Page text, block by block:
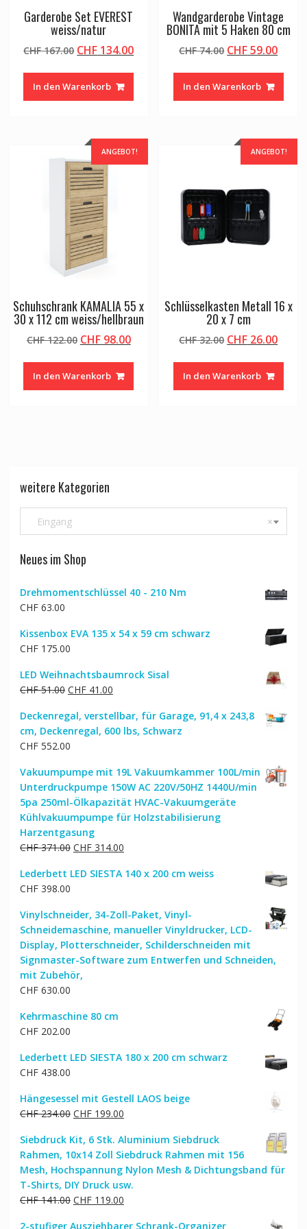
Garderobe Set EVEREST
weiss/natur
CHF167.00 Ursprünglicher
war:
CHF 167.00
CHF 134.00Aktueller
CHF 134.00.
In den Warenkorb
Wandgarderobe Vintage
BONITA mit 5 Haken 80 cm
CHF74.00 Ursprünglicher
war:
CHF 74.00
CHF59.00
In den Warenkorb
ANGEBOT!
Schuhschrank KAMALIA 55 x
30 x 112 cm weiss/hellbraun
CHF122.00 Ursprünglicher
war:
CHF 122.00
CHF98.00Aktueller
In den Warenkorb
ANGEBOT!
Schlüsselkasten Metall 16 x
20 x 7 cm
CHF32.00 Ursprünglicher
war:
CHF 32.00
CHF 26.00
In den Warenkorb
weitere Kategorien
×
Eingang
Neues im Shop
Drehmomentschlüssel 40 - 210 Nm
CHF63.00
Kissenbox EVA 135 x 54 x 59 cm schwarz
CHF175.00
LED Weihnachtsbaumrock Sisal
CHF51.00 Ursprünglicher
war:
CHF 51.00
CHF41.00Aktueller
ist:
CHF 41.00.
Deckenregal, verstellbar, für Garage, 91,4 x 243,8
cm, Deckenregal, 600 lbs, Schwarz
CHF552.00
Vakuumpumpe mit 19L Vakuumkammer 100L/min
Unterdruckpumpe 150W AC 220V/50HZ 1440U/min
5pa 250ml-Ölkapazität HVAC-Vakuumgeräte
Kühlvakuumpumpe für Holzstabilisierung
Harzentgasung
CHF371.00 Ursprünglicher
war:
CHF314.00Aktueller
ist:
Lederbett LED SIESTA 140 x 200 cm weiss
CHF398.00
Vinylschneider, 34-Zoll-Paket, Vinyl-
Schneidemaschine, manueller Vinyldrucker, LCD-
Display, Plotterschneider, Schilderschneiden mit
Signmaster-Software zum Entwerfen und Schneiden,
mit Zubehör,
CHF630.00
Kehrmaschine 80 cm
CHF202.00
Lederbett LED SIESTA 180 x 200 cm schwarz
CHF438.00
Hängesessel mit Gestell LAOS beige
CHF234.00 Ursprünglicher
war:
CHF 234.00
CHF199.00Aktueller
ist:
CHF 199.00.
Siebdruck Kit, 6 Stk. Aluminium Siebdruck
Rahmen, 10x14 Zoll Siebdruck Rahmen mit 156
Mesh, Hochspannung Nylon Mesh & Dichtungsband für
T-Shirts, DIY Druck usw.
CHF141.00 Ursprünglicher
CHF119.00Aktueller
2-stufiger Ausziehbarer Schrank-Organizer